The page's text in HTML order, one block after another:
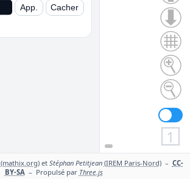
App. Cacher
1
(mathix.org)et Stéphan Petitjean (IREM Paris-Nord)– CC-
BY-SA– Propulsé par Three.js